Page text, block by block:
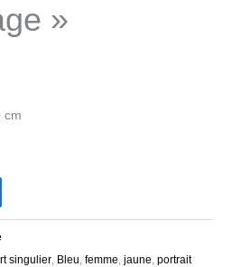
»
cm
singulier Bleu ,femme ,jaune ,portrait